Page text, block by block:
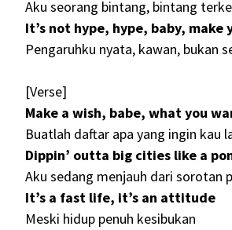
Aku seorang bintang, bintang
It’s not hype, hype, baby, make
Pengaruhku nyata, kawan, bukan
[Verse]
Make a wish, babe, what you
Buatlah daftar apa yang ingin kau
Dippin’ outta big cities like a
Aku sedang menjauh dari sorotan
It’s a fast life, it’s an attitude
Meski hidup penuh kesibukan